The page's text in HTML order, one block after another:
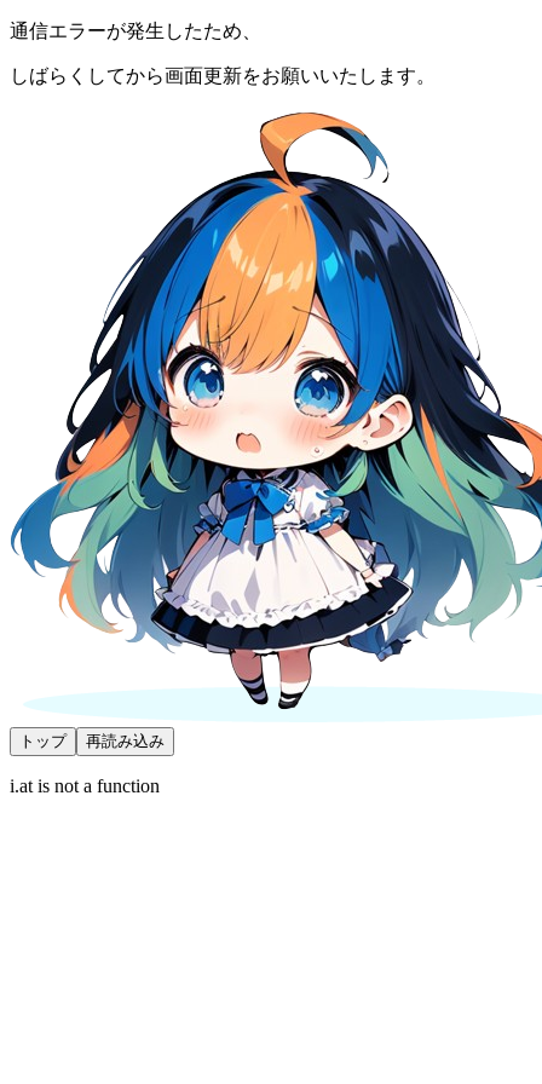
通信エラーが発生したため、
しばらくしてから画面更新をお願いいたします。
トップ 再読み込み
i.at is not a function